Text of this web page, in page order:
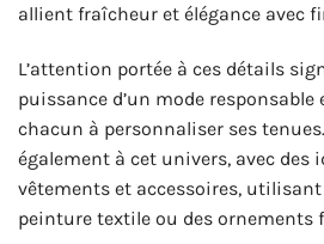
allient fraîcheur et élégance avec
L’attention portée à ces détails
puissance d’un mode
chacun à personnaliser ses tenues.
également à cet univers, avec des
vêtements et accessoires, utilisant
peinture textile ou des ornements